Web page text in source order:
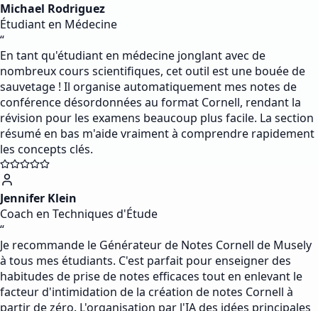
Michael Rodriguez
Étudiant en Médecine
“
En tant qu'étudiant en médecine jonglant avec de
nombreux cours scientifiques, cet outil est une bouée de
sauvetage ! Il organise automatiquement mes notes de
conférence désordonnées au format Cornell, rendant la
révision pour les examens beaucoup plus facile. La section
résumé en bas m'aide vraiment à comprendre rapidement
les concepts clés.
Jennifer Klein
Coach en Techniques d'Étude
“
Je recommande le Générateur de Notes Cornell de Musely
à tous mes étudiants. C'est parfait pour enseigner des
habitudes de prise de notes efficaces tout en enlevant le
facteur d'intimidation de la création de notes Cornell à
partir de zéro. L'organisation par l'IA des idées principales